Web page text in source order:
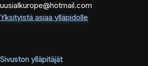
uusialkurope@hotmail.com
Yksityistä asiaa ylläpidolle
Sivuston ylläpitäjät